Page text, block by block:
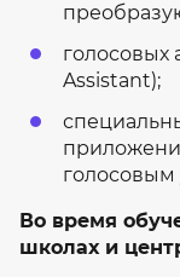
голосовых
Assistant);
Во время
школах и